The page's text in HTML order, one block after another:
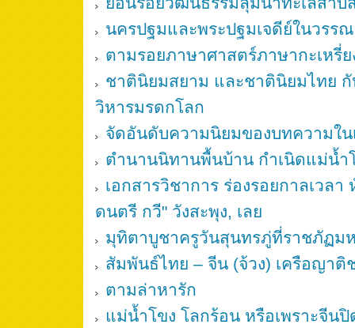
นครปฐมและพระปฐมเจดีย์ในวรร
ตามรอยภาษาศาสตร์ภาษากะเหรี่ย
ชาตินิยมสยาม และชาตินิยมไทย
วิหารมรดกโลก
จัดอันดับความนิยมของบทความใน
ตำนานนิทานพื้นบ้าน กำเนิดแม่น้ำ
เอกสารวิชาการ ร่องรอยกาลเวลา
ดนตรี กวี" วังสะพุง, เลย
มุทิตาบูชาครูวันสุนทรภู่ที่ราชภัฏม
สัมพันธ์ไทย – จีน (จ้วง) เครือญาติ
ตามล่าหารัก
แม่น้ำโขง โลกร้อน หรือเพราะจีน